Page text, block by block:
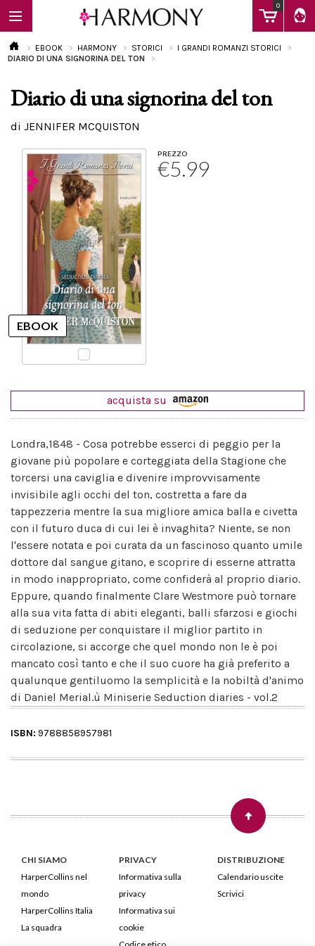
0
EBOOK
Calendario
EBOOK HARMONY STORICI
I GRANDI ROMANZI STORICI
DIARIO DI UNA SIGNORINA DEL TON
Diario di una signorina del ton
di JENNIFER MCQUISTON
PREZZO
€5.99
acquista su
Londra,1848 - Cosa potrebbe esserci di peggio per la
giovane più popolare e corteggiata della Stagione che
torcersi una caviglia e divenire improvvisamente
invisibile agli occhi del ton, costretta a fare da
tappezzeria mentre la sua migliore amica balla e civetta
con il futuro duca di cui lei è invaghita? Niente, se non
l'essere notata e poi curata da un fascinoso quanto umile
dottore dal sangue gitano, e scoprire di esserne attratta
in modo inappropriato, come confiderà al proprio diario.
Eppure, quando finalmente Clare Westmore può tornare
alla sua vita fatta di abiti eleganti, balli sfarzosi e giochi
di seduzione per conquistare il miglior partito in
circolazione, si accorge che quel mondo non le è poi
mancato così tanto e che il suo cuore ha già preferito a
qualunque gentiluomo la semplicità e la nobiltà d'animo
di Daniel Merial.ù Miniserie Seduction diaries - vol.2
ISBN: 9788858957981
CHI SIAMO
HarperCollins nel
mondo
HarperCollins Italia
La squadra
PRIVACY
Informativa sulla
privacy
Informativa sui
cookie
DISTRIBUZIONE
Calendario uscite
Scrivici